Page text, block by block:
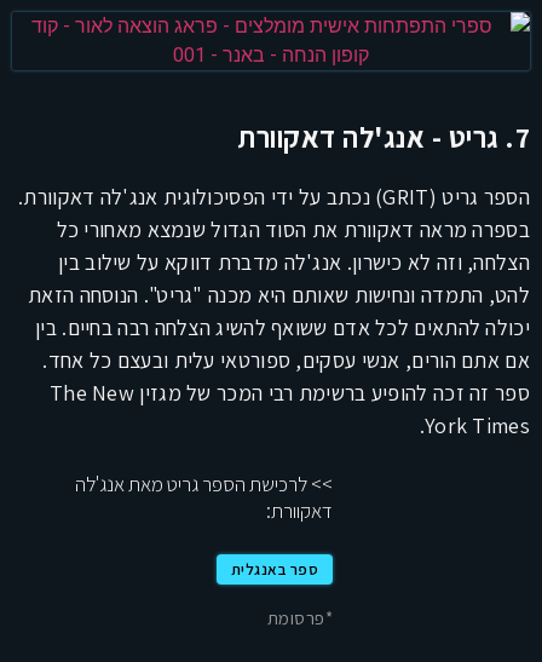
7. גריט - אנג'לה דאקוורת
הספר גריט (GRIT) נכתב על ידי הפסיכולוגית אנג'לה דאקוורת.
בספרה מראה דאקוורת את הסוד הגדול שנמצא מאחורי כל
הצלחה, וזה לא כישרון. אנג'לה מדברת דווקא על שילוב בין
להט, התמדה ונחישות שאותם היא מכנה "גריט". הנוסחה הזאת
יכולה להתאים לכל אדם ששואף להשיג הצלחה רבה בחיים. בין
אם אתם הורים, אנשי עסקים, ספורטאי עלית ובעצם כל אחד.
ספר זה זכה להופיע ברשימת רבי המכר של מגזין The New
York Times.
>> לרכישת הספר גריט מאת אנג'לה
דאקוורת:
ספר באנגלית
*פרסומת